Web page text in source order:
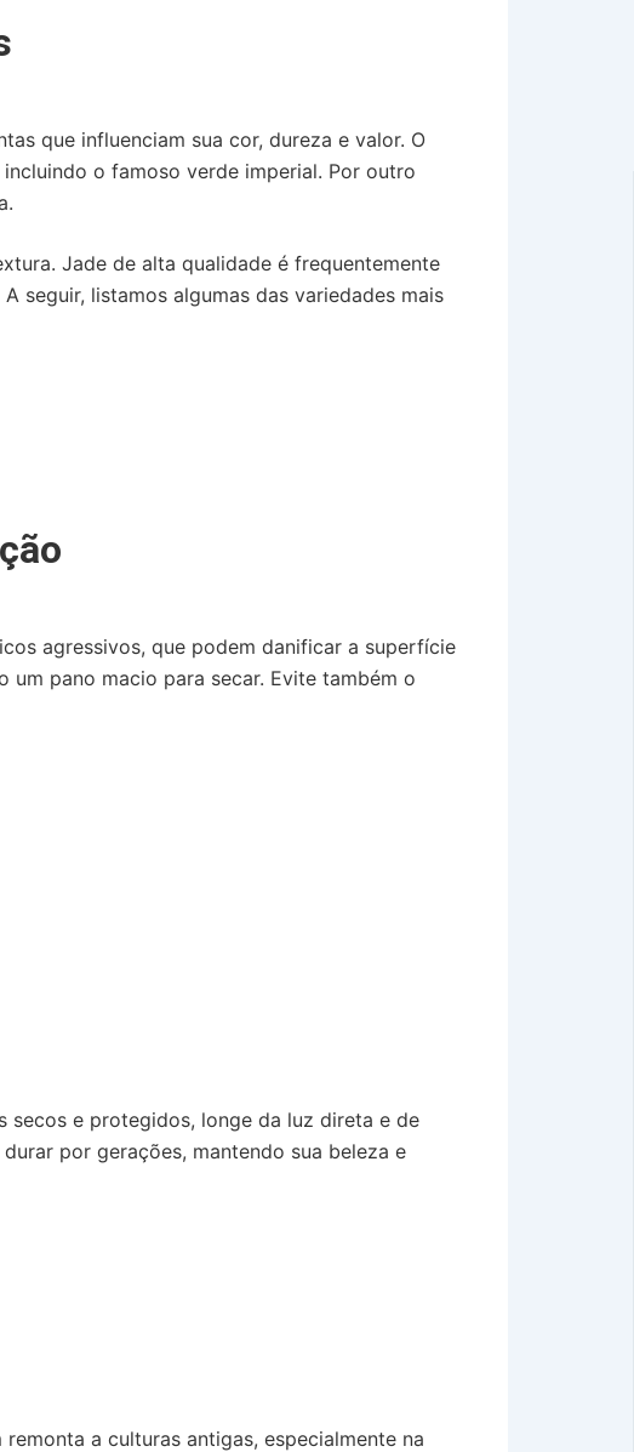
que influenciam sua cor, dureza e valor. O
o famoso verde imperial. Por outro
Jade de alta qualidade é frequentemente
seguir, listamos algumas das variedades mais
agressivos, que podem danificar a superfície
um pano macio para secar. Evite também o
secos e protegidos, longe da luz direta e de
por gerações, mantendo sua beleza e
a culturas antigas, especialmente na